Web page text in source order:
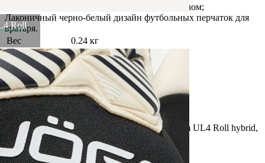
Roll
Увеличенная площадь соприкосновения с мячом;
Лаконичный черно-белый дизайн футбольных перчаток для
вратаря.
Вес
0.24 кг
Размер
7,5
Производитель Jögel
Штрихкод
4680459393050
Бренд
Jögel
Рассказать друзьям!
Купить Перчатки вратарские JOGEL Magnum UL4 Roll hybrid,
черный (1587203)
Артикул:СОЦБ-00008448(U)
В наличии